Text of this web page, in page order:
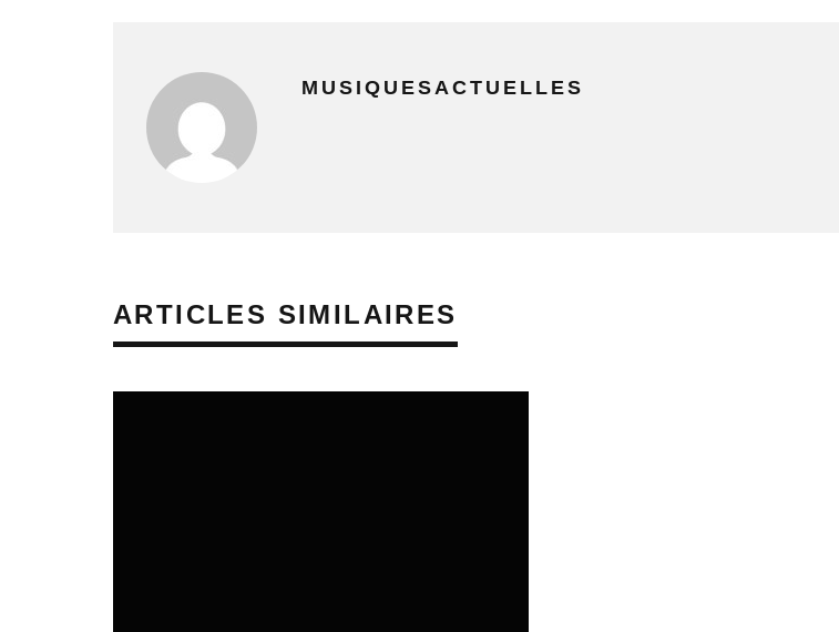
MUSIQUESACTUELLES
ARTICLES SIMILAIRES